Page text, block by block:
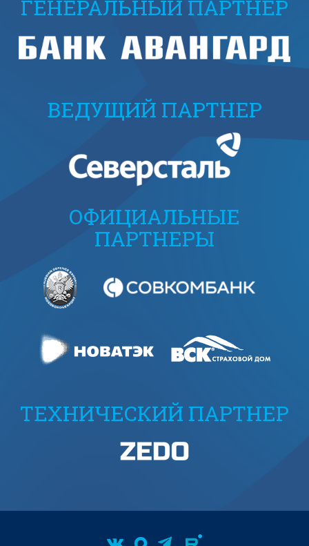
ГЕНЕРАЛЬНЫЙ ПАРТНЕР
ВЕДУЩИЙ ПАРТНЕР
ОФИЦИАЛЬНЫЕ
ПАРТНЕРЫ
ТЕХНИЧЕСКИЙ ПАРТНЕР